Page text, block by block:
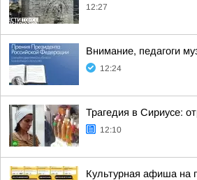
12:27
Внимание, педагоги
12:24
Трагедия в Сириусе:
12:10
Культурная афиша на